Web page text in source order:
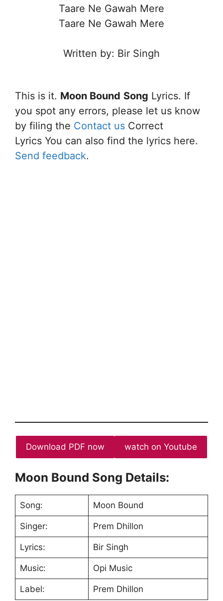
Taare Ne Gawah Mere
Taare Ne Gawah Mere
Written by: Bir Singh
This is it. Moon Bound Song Lyrics. If
you spot any errors, please let us know
by filing the Contact us Correct
Lyrics You can also find the lyrics here.
Send feedback.
Download PDF now watch on Youtube
Moon Bound Song Details:
Song: Moon Bound
Singer: Prem Dhillon
Lyrics: Bir Singh
Music: Opi Music
Label: Prem Dhillon